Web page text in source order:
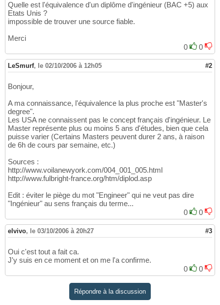
Quelle est l'équivalence d'un diplôme d'ingénieur (BAC +5) aux
Etats Unis ?
impossible de trouver une source fiable.
Merci
0
0
LeSmurf, le 02/10/2006 à 12h05 #2
Bonjour,
A ma connaissance, l'équivalence la plus proche est "Master's
degree".
Les USA ne connaissent pas le concept français d'ingénieur. Le
Master représente plus ou moins 5 ans d'études, bien que cela
puisse varier (Certains Masters peuvent durer 2 ans, à raison
de 6h de cours par semaine, etc.)
Sources :
http://www.voilanewyork.com/004_001_005.html
http://www.fulbright-france.org/htm/diplod.asp
Edit : éviter le piège du mot "Engineer" qui ne veut pas dire
"Ingénieur" au sens français du terme...
0
0
elvivo, le 03/10/2006 à 20h27 #3
Oui c'est tout a fait ca.
J'y suis en ce moment et on me l'a confirme.
0
0
Répondre à la discussion